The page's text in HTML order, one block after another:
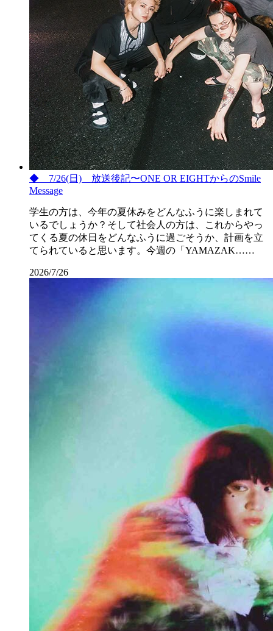
◆ 7/26(日) 放送後記〜ONE OR EIGHTからのSmile
Message
学生の方は、今年の夏休みをどんなふうに楽しまれて
いるでしょうか？そして社会人の方は、これからやっ
てくる夏の休日をどんなふうに過ごそうか、計画を立
てられていると思います。今週の「YAMAZAK……
2026/7/26